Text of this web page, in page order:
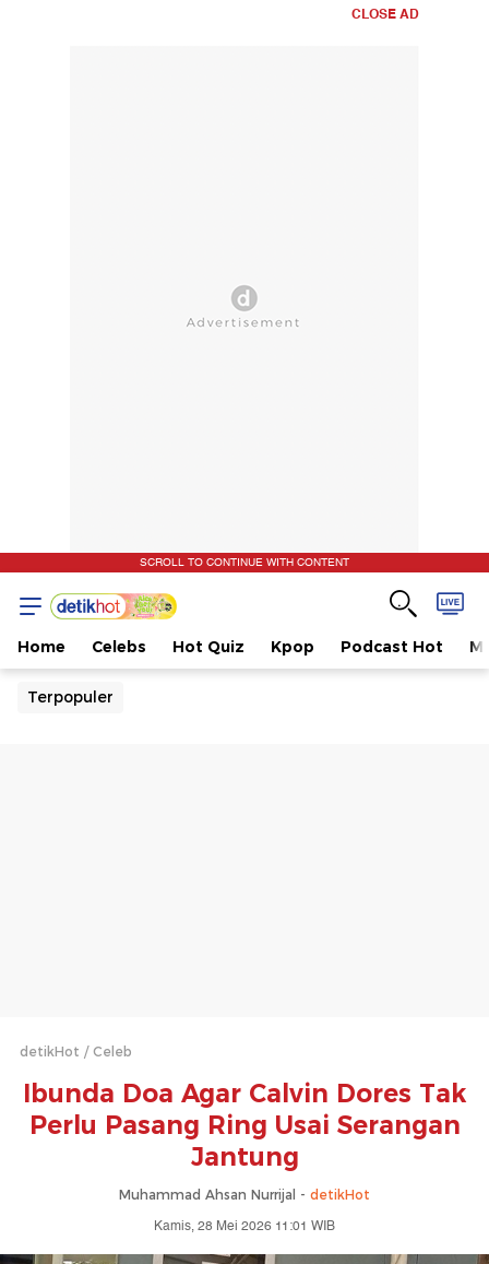
CLOSE AD
SCROLL TO CONTINUE WITH CONTENT
Home Celebs Hot Quiz Kpop Podcast Hot
Terpopuler
detikHot Celeb
Ibunda Doa Agar Calvin Dores Tak
Perlu Pasang Ring Usai Serangan
Jantung
Muhammad Ahsan Nurrijal - detikHot
Kamis, 28 Mei 2026 11:01 WIB